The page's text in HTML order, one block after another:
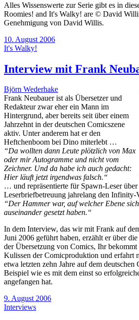
Alles Wissenswerte zur Serie gibt es in
Roomies! and It's Walky! are © David
Genehmigung von David Willis.
10. August 2006
It's Walky!
Interview mit Frank
Björn Wederhake
Frank Neubauer ist als Übersetzer und
Redakteur zwar eher ein Mann im
Hintergrund, aber bereits seit über einem
Jahrzehnt in der deutschen Comicszene
aktiv. Unter anderem hat er den
Heftchenboom bei Dino miterlebt …
“Da wollten dann Leute plötzlich von Max
oder mir Autogramme und nicht vom
Zeichner. Und da habe ich auch gedacht:
Hier läuft jetzt irgendwas falsch.“
… und repräsentierte für Spawn-Leser über
Leserbriefbetreuung jahrelang den Infinity-
“Der Hammer war, auf welcher Ebene
auseinander gesetzt haben.“
In dem Interview, das wir mit Frank auf
Juni 2006 geführt haben, erzählt er über
der Übersetzung von Comics, Ihr
Kulissen der Comicproduktion und erfahrt
etwa letzten zehn Jahre auf dem
Beispiel wie es mit dem einst so
angefangen hat.
9. August 2006
Interviews